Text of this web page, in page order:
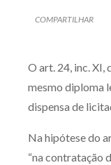
COMPARTILHAR
O art. 24, inc. XI,
mesmo diploma
dispensa de
Na hipótese do
“na contratação